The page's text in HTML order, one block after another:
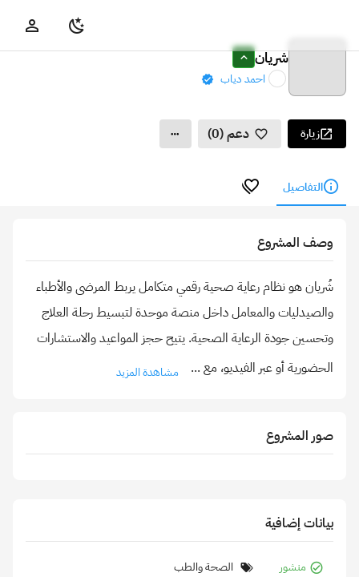
شريان
احمد دياب
زيارة دعم (0)
التفاصيل
وصف المشروع
شُريان هو نظام رعاية صحية رقمي متكامل يربط المرضى والأطباء
والصيدليات والمعامل داخل منصة موحدة لتبسيط رحلة العلاج
وتحسين جودة الرعاية الصحية. يتيح حجز المواعيد والاستشارات
الحضورية أو عبر الفيديو، مع ... مشاهدة المزيد
صور المشروع
بيانات إضافية
منشور
الصحة والطب